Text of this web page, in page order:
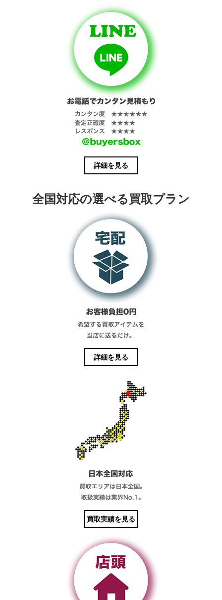
詳細を見る
全国対応の選べる買取プラン
詳細を見る
買取実績を見る